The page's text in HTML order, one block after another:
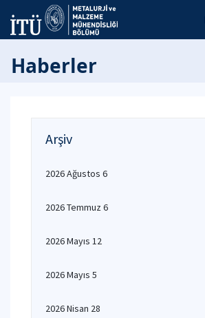
Haberler
Arşiv
2026 Ağustos 6
2026 Temmuz 6
2026 Mayıs 12
2026 Mayıs 5
2026 Nisan 28